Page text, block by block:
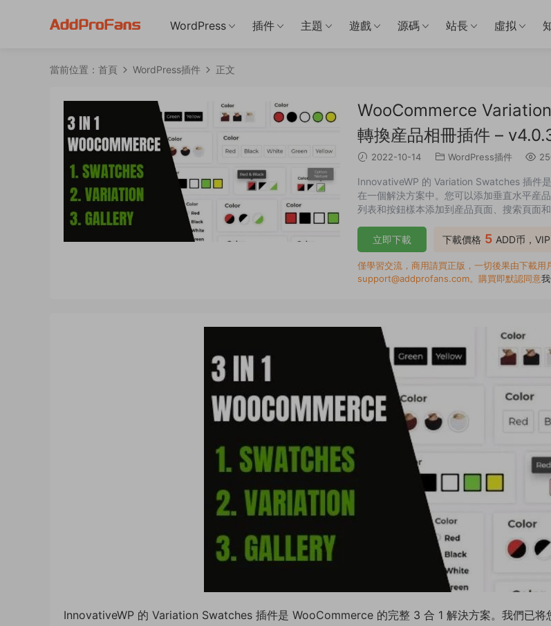
WordPress 插件 主題 遊戲 源碼 站長 虛拟
當前位置： 首頁 WordPress插件 正文
WooCommerce
轉換産品相冊插件 –
2022-10-14 WordPress插件
InnovativeWP 的 Variation Swatches 插件
在一個解決方案中。您可以添加垂直水平産
列表和按鈕樣本添加到産品頁面、搜索頁面
下載價格 5 ADD币，
立即下載
僅學習交流，商用請買正版，一切後果由下載
support@addprofans.com。購買即默認同意
InnovativeWP 的 Variation Swatches 插件是 WooCommerce 的完整 3 合 1 解決方案。我們已将